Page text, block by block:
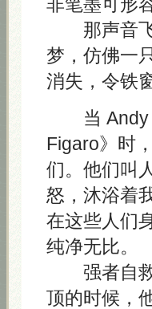
那声音飞
梦，仿佛一
消失，令铁
当 Andy
Figaro》时
们。他们叫
怒，沐浴着
在这些人们
纯净无比。
强者自救
顶的时候，